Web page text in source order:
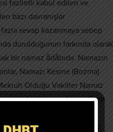
faziletli kabul edilen ve
bazı davranışlar
sevap kazanmaya sebep
durulduğunun farkında olarak
bir namaz âdâbıdır. Namazın
Namazı Kesme (Bozma)
Olduğu Vakitler Namaz
birlikte yapılması dinen
azaltan söz, fiil ve
adı verilir. Hanefîler’e göre